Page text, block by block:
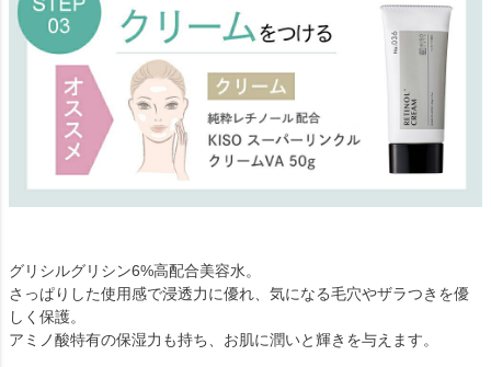
グリシルグリシン6%高配合美容水。
さっぱりした使用感で浸透力に優れ、気になる毛穴やザラつきを優
しく保護。
アミノ酸特有の保湿力も持ち、お肌に潤いと輝きを与えます。